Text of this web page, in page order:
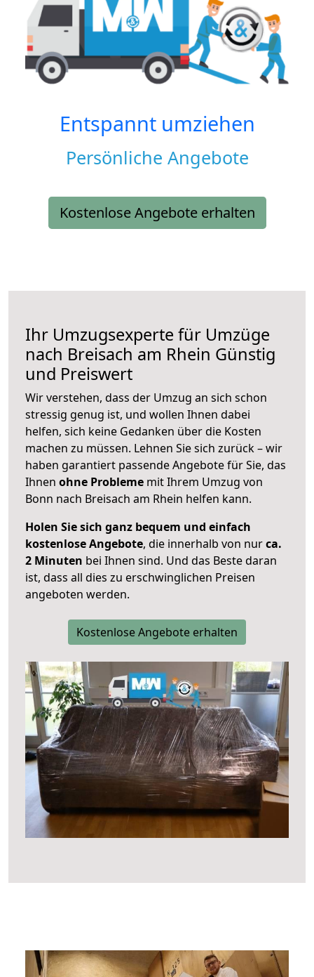
Entspannt umziehen
Persönliche Angebote
Kostenlose Angebote erhalten
Ihr Umzugsexperte für Umzüge
nach Breisach am Rhein Günstig
und Preiswert
Wir verstehen, dass der Umzug an sich schon
stressig genug ist, und wollen Ihnen dabei
helfen, sich keine Gedanken über die Kosten
machen zu müssen. Lehnen Sie sich zurück – wir
haben garantiert passende Angebote für Sie, das
Ihnen ohne Probleme mit Ihrem Umzug von
Bonn nach Breisach am Rhein helfen kann.
Holen Sie sich ganz bequem und einfach
kostenlose Angebote, die innerhalb von nurca.
2 Minuten bei Ihnen sind. Und das Beste daran
ist, dass all dies zu erschwinglichen Preisen
angeboten werden.
Kostenlose Angebote erhalten